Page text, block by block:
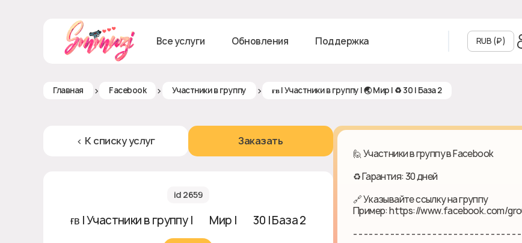
Все услуги Обновления Поддержка RUB (₽‎)
Главная > Facebook > Участники в группу > ғʙ | Участники в группу | 🌏 Мир | ♻ 30 | База 2
< К списку услуг Заказать
id 2659
ғʙ | Участники в группу | 🌏 Мир | ♻ 30 | База 2
🙋 Участники в группу в Facebook
♻ Гарантия: 30 дней
🔗 Указывайте ссылку на группу
Пример: https://www.facebook.com/
- - - - - - - - - - - - - - - - - - - - - - - - - - - - - - -